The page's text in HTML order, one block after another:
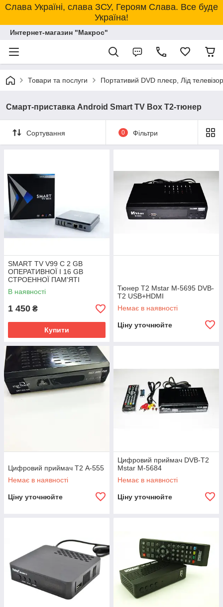
Слава Україні, слава ЗСУ, Героям Слава. Все буде
Україна!
Интернет-магазин "Макрос"
Товари та послуги Портативий DVD плеєр, Лід
Смарт-приставка Android Smart TV Box T2-тюнер
Сортування 0 Фільтри
SMART TV V99 C 2 GB
ОПЕРАТИВНОЇ І 16 GB
СТРОЕННОЇ ПАМ'ЯТІ
В наявності
1 450 ₴
Купити
Тюнер Т2 Mstar M-5695 DVB-
T2 USB+HDMI
Немає в наявності
Ціну уточнюйте
Цифровий приймач T2 А-555
Немає в наявності
Ціну уточнюйте
Цифровий приймач DVB-T2
Mstar M-5684
Немає в наявності
Ціну уточнюйте